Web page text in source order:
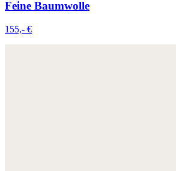
Feine Baumwolle
155,- €